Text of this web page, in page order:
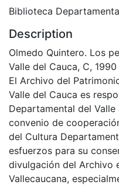
Biblioteca
Description
Olmedo Quintero. Los
Valle del Cauca, C, 1990
El Archivo del
Valle del Cauca es
Departamental del
convenio de
del Cultura
esfuerzos para su
divulgación del Archivo
Vallecaucana,